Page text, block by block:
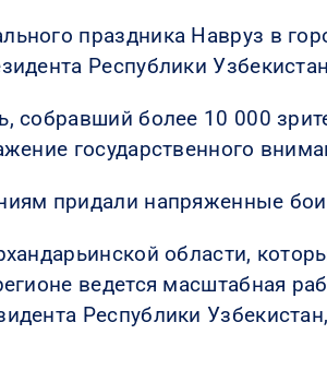
праздника Навруз в
Республики
собравший более 10 000
государственного
придали напряженные
области,
ведется масштабная
Республики